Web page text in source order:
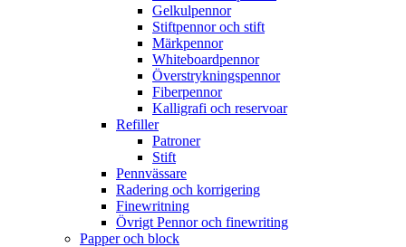
Gelkulpennor
Stiftpennor och stift
Märkpennor
Whiteboardpennor
Överstrykningspennor
Fiberpennor
Kalligrafi och reservoar
Refiller
Patroner
Stift
Pennvässare
Radering och korrigering
Finewritning
Övrigt Pennor och finewriting
Papper och block